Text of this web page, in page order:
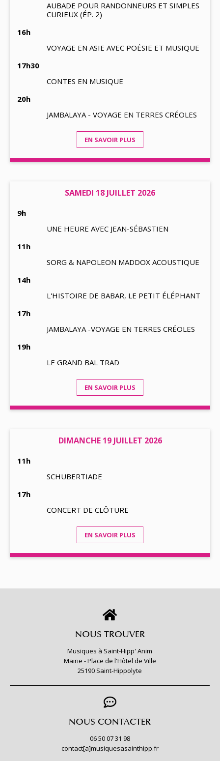
AUBADE POUR RANDONNEURS ET SIMPLES
CURIEUX (ÉP. 2)
16h
VOYAGE EN ASIE AVEC POÉSIE ET MUSIQUE
17h30
CONTES EN MUSIQUE
20h
JAMBALAYA - VOYAGE EN TERRES CRÉOLES
EN SAVOIR PLUS
SAMEDI 18 JUILLET 2026
9h
UNE HEURE AVEC JEAN-SÉBASTIEN
11h
SORG & NAPOLEON MADDOX ACOUSTIQUE
14h
L'HISTOIRE DE BABAR, LE PETIT ÉLÉPHANT
17h
JAMBALAYA -VOYAGE EN TERRES CRÉOLES
19h
LE GRAND BAL TRAD
EN SAVOIR PLUS
DIMANCHE 19 JUILLET 2026
11h
SCHUBERTIADE
17h
CONCERT DE CLÔTURE
EN SAVOIR PLUS
NOUS TROUVER
Musiques à Saint-Hipp' Anim
Mairie - Place de l'Hôtel de Ville
25190 Saint-Hippolyte
NOUS CONTACTER
06 50 07 31 98
contact[a]musiquesasainthipp.fr